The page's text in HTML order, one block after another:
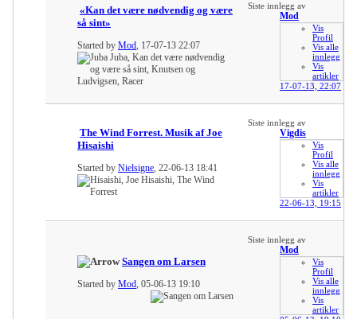
«Kan det være nødvendig og være
så sint»
Started by Mod, 17-07-13 22:07
Siste innlegg av
Mod
Vis
Profil
Vis alle
innlegg
Vis
artikler
17-07-13, 22:07
The Wind Forrest. Musik af Joe
Hisaishi
Started by Nielsigne, 22-06-13 18:41
Siste innlegg av
Vigdis
Vis
Profil
Vis alle
innlegg
Vis
artikler
22-06-13, 19:15
Sangen om Larsen
Started by Mod, 05-06-13 19:10
Siste innlegg av
Mod
Vis
Profil
Vis alle
innlegg
Vis
artikler